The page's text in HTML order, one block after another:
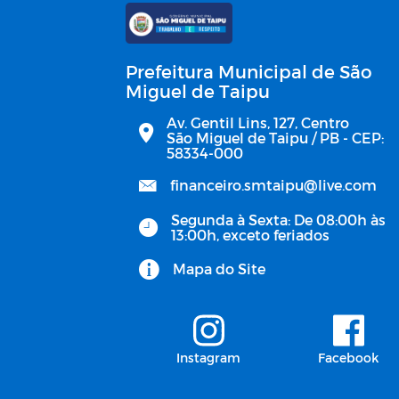
Execução Orçamentária
TERMO DE POSSE DO
PREFEITO E DIPLOMA
Prefeitura Municipal de São
Miguel de Taipu
Av. Gentil Lins, 127, Centro
São Miguel de Taipu / PB - CEP:
58334-000
financeiro.smtaipu@live.com
Segunda à Sexta: De 08:00h às
13:00h, exceto feriados
Mapa do Site
Instagram Facebook